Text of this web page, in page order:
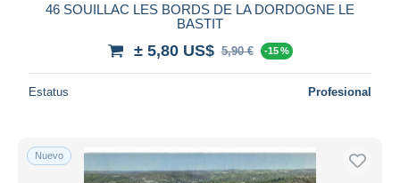
46 SOUILLAC LES BORDS DE LA DORDOGNE LE
BASTIT
± 5,80 US$ 5,90 € -15 %
Estatus Profesional
Nuevo